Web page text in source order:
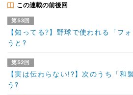
この連載の前後回
第53回
【知ってる?】野球で使われる「フ
うと?
第52回
【実は伝わらない!?】次のうち「和
う?